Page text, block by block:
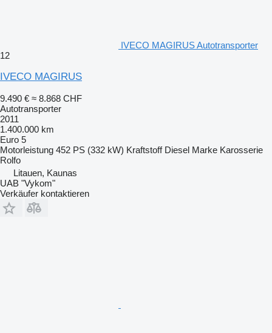
IVECO MAGIRUS Autotransporter
12
IVECO MAGIRUS
9.490 € ≈ 8.868 CHF
Autotransporter
2011
1.400.000 km
Euro 5
Motorleistung 452 PS (332 kW) Kraftstoff Diesel Marke Karosserie
Rolfo
Litauen, Kaunas
UAB "Vykom"
Verkäufer kontaktieren